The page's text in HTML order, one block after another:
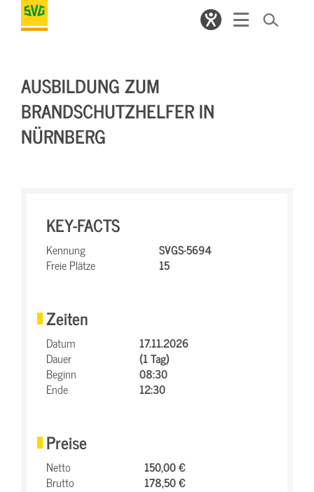
AUSBILDUNG ZUM
BRANDSCHUTZHELFER IN
NÜRNBERG
KEY-FACTS
Kennung
SVGS-5694
Freie Plätze
15
Zeiten
Datum
17.11.2026
Dauer
(1 Tag)
Beginn
08:30
Ende
12:30
Preise
Netto
150,00 €
Brutto
178,50 €